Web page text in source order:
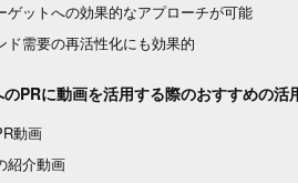
ゲットへの効果的なアプローチが可能
ド需要の再活性化にも効果的
PRに動画を活用する際のおすすめの活
動画
紹介動画